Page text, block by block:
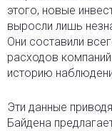
этого, новые
выросли лишь
Они составили
расходов
историю
Эти данные
Байдена